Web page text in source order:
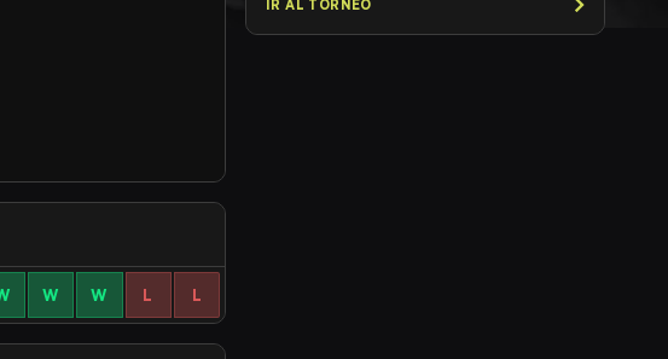
W W L L
IR AL TORNEO